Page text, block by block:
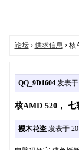
论坛› 供求信息 ›
QQ_9D1604发表于
核AMD 520， 七
樱木花盗发表于